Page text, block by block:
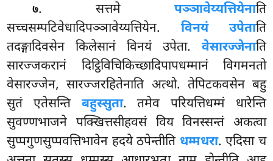
७. सत्तमे पञ्ञावेय्यत्तियेनाति
सच्चसम्पटिवेधादिपञ्ञावेय्यत्तियेन. विनयं उपेताति
तदङ्गादिवसेन किलेसानं विनयं उपेता. वेसारज्जेनाति
सारज्जकरानं दिट्ठिविचिकिच्छादिपापधम्मानं विगमनतो
वेसारज्जेन, सारज्जरहितेनाति अत्थो. तेपिटकवसेन बहु
सुतं एतेसन्ति बहुस्सुता. तमेव परियत्तिधम्मं धारेन्ति
सुवण्णभाजने पक्खित्तसीहवसं विय विनस्सन्तं अकत्वा
सुप्पगुणसुप्पवत्तिभावेन हदये ठपेन्तीति धम्मधरा. एदिसा च